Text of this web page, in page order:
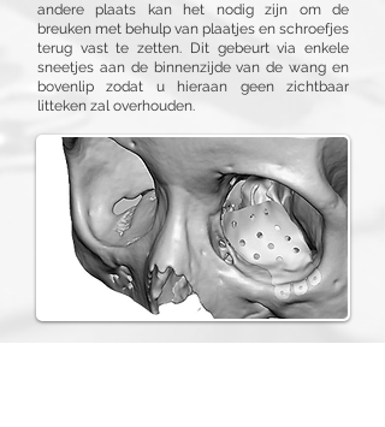
andere plaats kan het nodig zijn om de
breuken met behulp van plaatjes en schroefjes
terug vast te zetten. Dit gebeurt via enkele
sneetjes aan de binnenzijde van de wang en
bovenlip zodat u hieraan geen zichtbaar
litteken zal overhouden.